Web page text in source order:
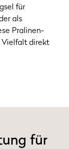
für
als
Pralinen-
Vielfalt direkt
für